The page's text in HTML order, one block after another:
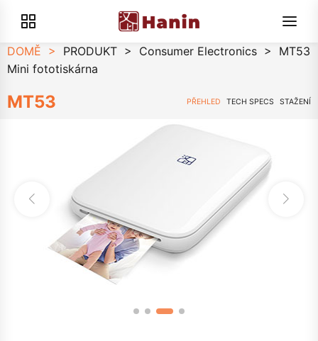
DOMĚ > PRODUKT > Consumer Electronics >
MT53
Mini fototiskárna
MT53 PŘEHLED TECH SPECS STAŽENÍ